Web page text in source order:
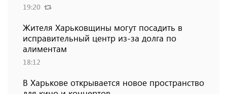
19:20
Жителя Харьковщины могут посадить в
исправительный центр из-за долга по
алиментам
18:12
В Харькове открывается новое пространство